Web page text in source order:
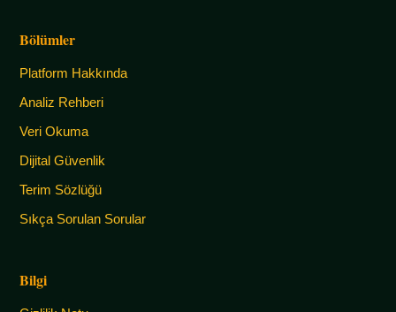
Bölümler
Platform Hakkında
Analiz Rehberi
Veri Okuma
Dijital Güvenlik
Terim Sözlüğü
Sıkça Sorulan Sorular
Bilgi